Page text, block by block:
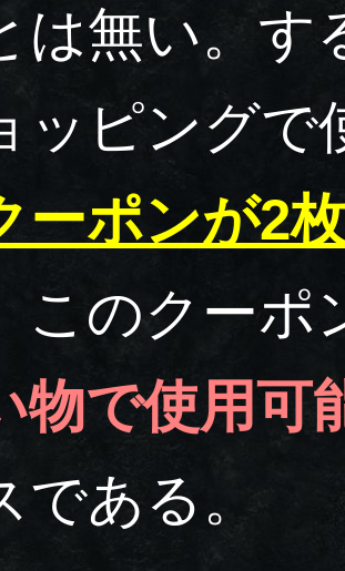
は無い。す
ッピングで
ーポンが2
このクーポ
物で使用可
である。